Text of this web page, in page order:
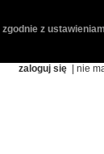
z
zaloguj się | nie